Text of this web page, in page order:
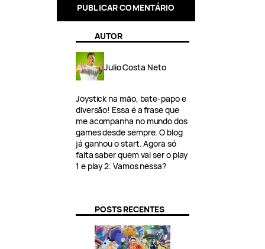
AUTOR
Julio Costa Neto
Joystick na mão, bate-papo e
diversão! Essa é a frase que
me acompanha no mundo dos
games desde sempre. O blog
já ganhou o start. Agora só
falta saber quem vai ser o play
1 e play 2. Vamos nessa?
POSTS RECENTES